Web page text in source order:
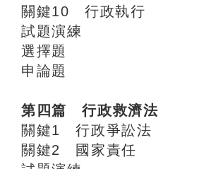
關鍵10 行政執行
試題演練
選擇題
申論題
第四篇 行政救濟法
關鍵1 行政爭訟法
關鍵2 國家責任